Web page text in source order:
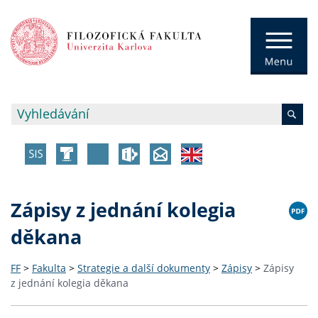
Zápisy z jednání kolegia
děkana
FF > Fakulta > Strategie a další dokumenty > Zápisy > Zápisy
z jednání kolegia děkana